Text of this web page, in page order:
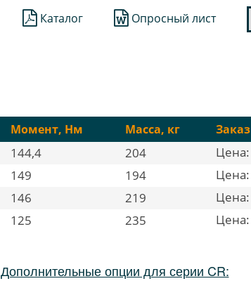
Каталог Опросный лист
Момент, Нм Масса, кг Заказ
144,4 204 Цена:
149 194 Цена:
146 219 Цена:
125 235 Цена:
Дополнительные опции для серии CR: